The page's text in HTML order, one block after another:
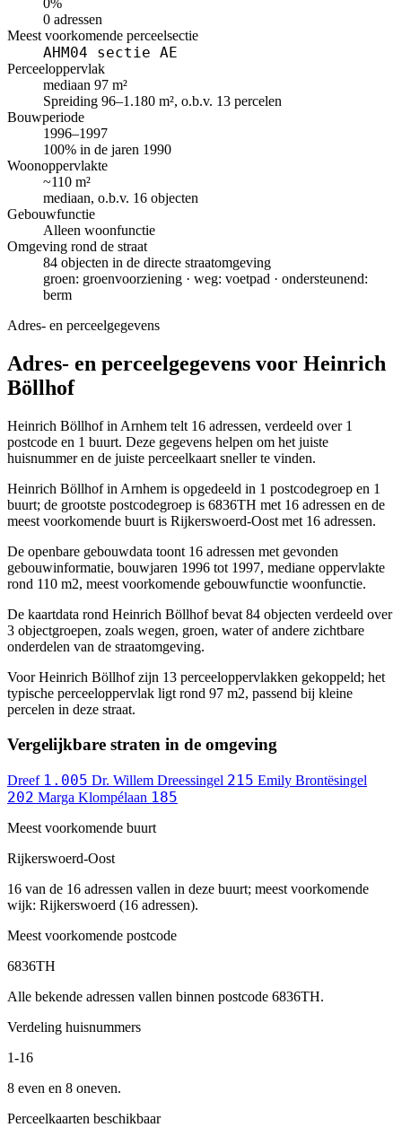
0%
0 adressen
Meest voorkomende perceelsectie
AHM04 sectie AE
Perceeloppervlak
mediaan 97 m²
Spreiding 96–1.180 m², o.b.v. 13 percelen
Bouwperiode
1996–1997
100% in de jaren 1990
Woonoppervlakte
~110 m²
mediaan, o.b.v. 16 objecten
Gebouwfunctie
Alleen woonfunctie
Omgeving rond de straat
84 objecten in de directe straatomgeving
groen: groenvoorziening · weg: voetpad · ondersteunend:
berm
Adres- en perceelgegevens
Adres- en perceelgegevens voor Heinrich
Böllhof
Heinrich Böllhof in Arnhem telt 16 adressen, verdeeld over 1
postcode en 1 buurt. Deze gegevens helpen om het juiste
huisnummer en de juiste perceelkaart sneller te vinden.
Heinrich Böllhof in Arnhem is opgedeeld in 1 postcodegroep en 1
buurt; de grootste postcodegroep is 6836TH met 16 adressen en de
meest voorkomende buurt is Rijkerswoerd-Oost met 16 adressen.
De openbare gebouwdata toont 16 adressen met gevonden
gebouwinformatie, bouwjaren 1996 tot 1997, mediane oppervlakte
rond 110 m2, meest voorkomende gebouwfunctie woonfunctie.
De kaartdata rond Heinrich Böllhof bevat 84 objecten verdeeld over
3 objectgroepen, zoals wegen, groen, water of andere zichtbare
onderdelen van de straatomgeving.
Voor Heinrich Böllhof zijn 13 perceeloppervlakken gekoppeld; het
typische perceeloppervlak ligt rond 97 m2, passend bij kleine
percelen in deze straat.
Vergelijkbare straten in de omgeving
Dreef 1.005 Dr. Willem Dreessingel 215 Emily Brontësingel
202 Marga Klompélaan 185
Meest voorkomende buurt
Rijkerswoerd-Oost
16 van de 16 adressen vallen in deze buurt; meest voorkomende
wijk: Rijkerswoerd (16 adressen).
Meest voorkomende postcode
6836TH
Alle bekende adressen vallen binnen postcode 6836TH.
Verdeling huisnummers
1-16
8 even en 8 oneven.
Perceelkaarten beschikbaar